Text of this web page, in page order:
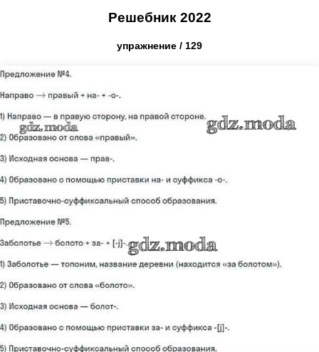
Решебник 2022
упражнение / 129